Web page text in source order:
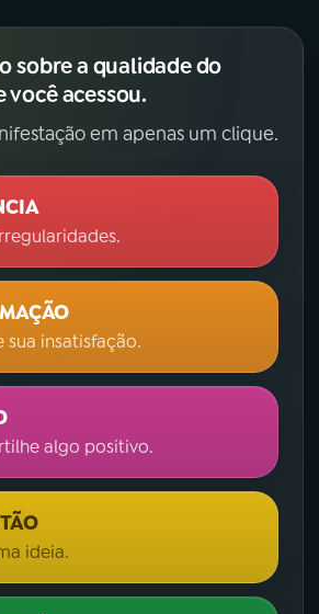
sobre a qualidade do
acessou.
em apenas um clique.
sua insatisfação.
algo positivo.
ideia.